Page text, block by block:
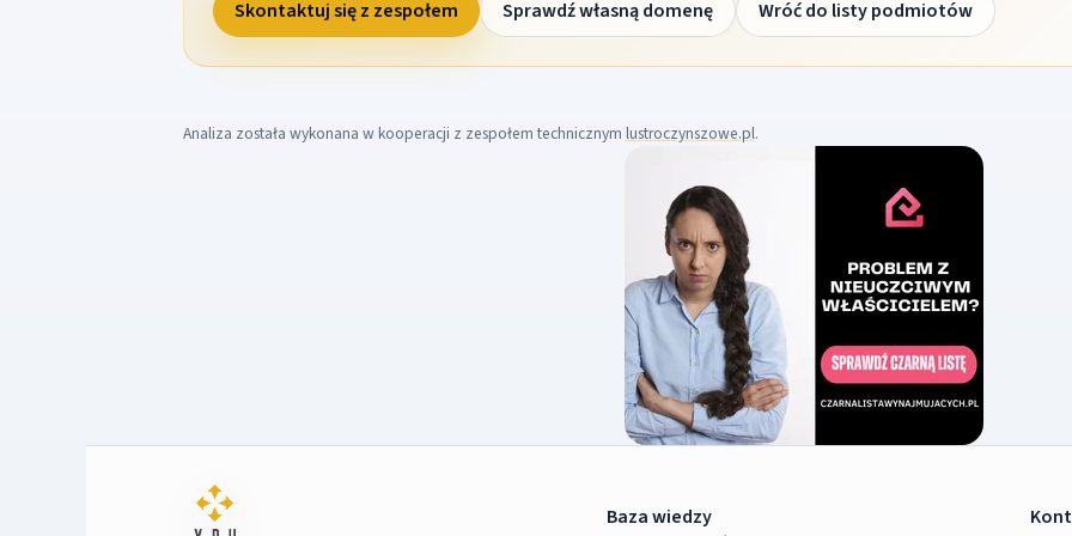
Skontaktuj się z zespołem Sprawdź własną domenę Wróć do listy podmiotów
Analiza została wykonana w kooperacji z zespołem technicznym lustroczynszowe.pl.
Baza wiedzy